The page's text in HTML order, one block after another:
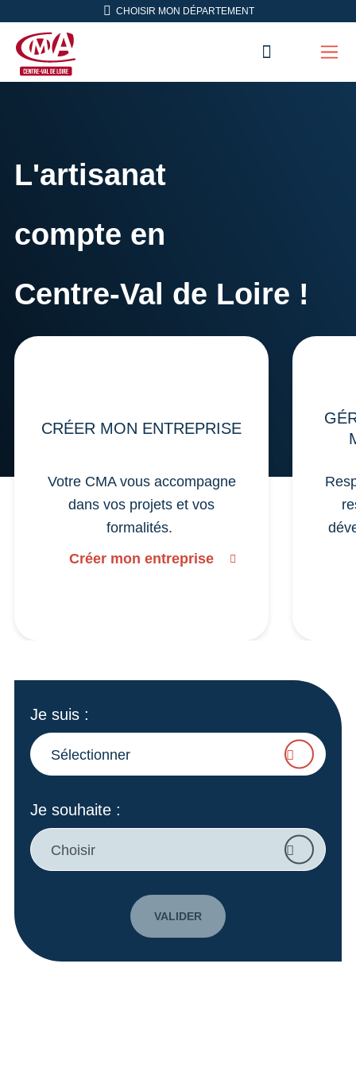
Aller en haut de pageCHOISIR MON DÉPARTEMENT
L'artisanat
compte en
Centre-Val de Loire !
CRÉER MON ENTREPRISE
Votre CMA vous accompagne
dans vos projets et vos
formalités.
Créer mon entreprise
Je suis :
Sélectionner
Je souhaite :
Choisir
VALIDER